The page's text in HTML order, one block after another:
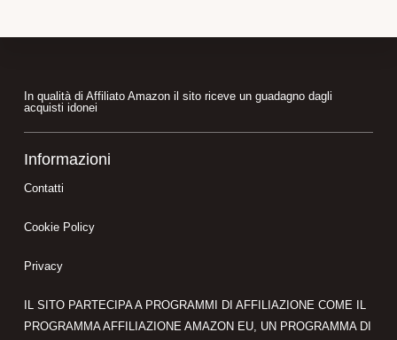
Footer
In qualità di Affiliato Amazon il sito riceve un guadagno dagli
acquisti idonei
Informazioni
Contatti
Cookie Policy
Privacy
IL SITO PARTECIPA A PROGRAMMI DI AFFILIAZIONE COME IL
PROGRAMMA AFFILIAZIONE AMAZON EU, UN PROGRAMMA DI